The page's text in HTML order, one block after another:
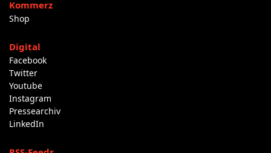
Kommerz
Shop
Digital
Facebook
Twitter
Youtube
Instagram
Pressearchiv
LinkedIn